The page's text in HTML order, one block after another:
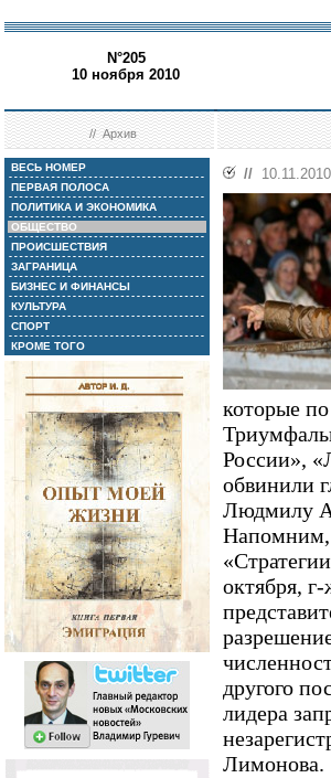
N°205
10 ноября 2010
//Архив
ВЕСЬ НОМЕР
ПЕРВАЯ ПОЛОСА
ПОЛИТИКА И ЭКОНОМИКА
ОБЩЕСТВО
ПРОИСШЕСТВИЯ
ЗАГРАНИЦА
БИЗНЕС И ФИНАНСЫ
КУЛЬТУРА
СПОРТ
КРОМЕ ТОГО
// 10.11.2010
которые
России»,
обвинили
Людмилу
Напомним,
октября,
другого
лидера
Лимонова.